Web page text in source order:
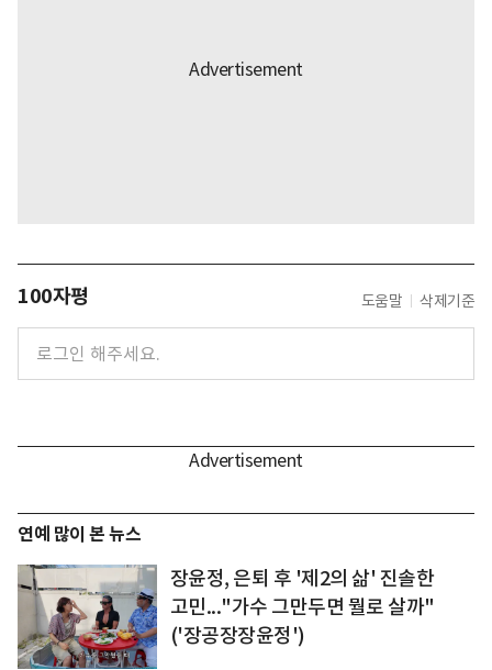
100자평 도움말 삭제기준
연예 많이 본 뉴스
장윤정, 은퇴 후 '제2의 삶' 진솔한
고민..."가수 그만두면 뭘로 살까"
('장공장장윤정')